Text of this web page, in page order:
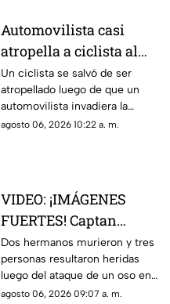
Automovilista casi
atropella a ciclista al
invadir el carril de la
ciclovía en Guadalajara
Un ciclista se salvó de ser
atropellado luego de que un
automovilista invadiera la
ciclovía al girar a la derecha sin
agosto 06, 2026 10:22 a. m.
VIDEO: ¡IMÁGENES
FUERTES! Captan
momento en el que dos
hermanos son
devorados por un oso
Dos hermanos murieron y tres
personas resultaron heridas
luego del ataque de un oso en
el distrito de Kanker en India;
agosto 06, 2026 09:07 a. m.